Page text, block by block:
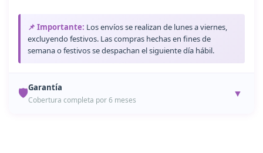
📌 Importante: Los envíos se realizan de lunes a viernes,
excluyendo festivos. Las compras hechas en fines de
semana o festivos se despachan el siguiente día hábil.
🛡️Garantía
Cobertura completa por 6 meses
▼